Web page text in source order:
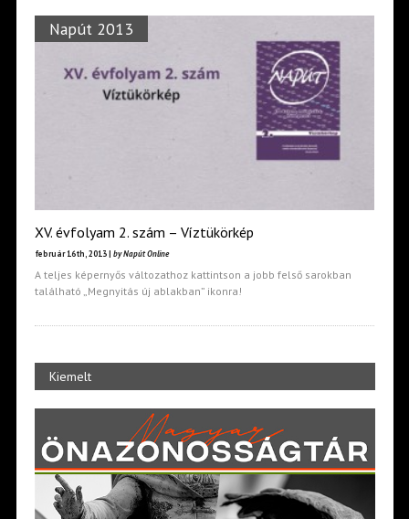
Napút 2013
XV. évfolyam 2. szám – Víztükörkép
február 16th, 2013 | by Napút Online
A teljes képernyős változathoz kattintson a jobb felső sarokban
található „Megnyitás új ablakban” ikonra!
Kiemelt